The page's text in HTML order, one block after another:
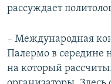
рассуждает
– Международная
Палермо в середине
на который